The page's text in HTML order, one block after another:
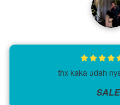
thx kaka udah